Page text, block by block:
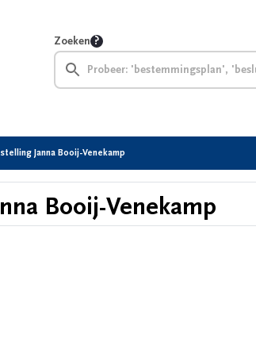
Zoeken
Janna Booij-Venekamp
Booij-Venekamp